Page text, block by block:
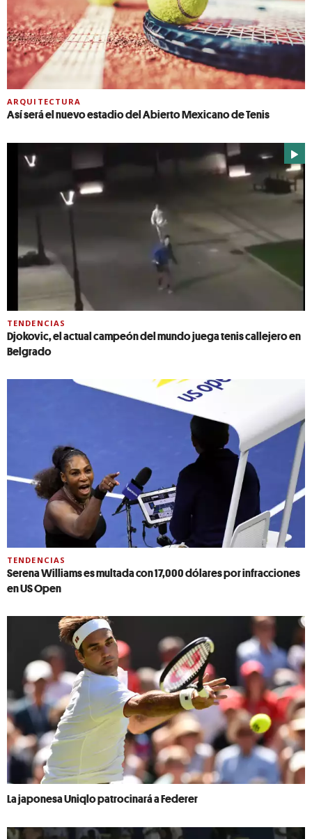
ARQUITECTURA
Así será el nuevo estadio del Abierto Mexicano de Tenis
TENDENCIAS
Djokovic, el actual campeón del mundo juega tenis callejero en
Belgrado
TENDENCIAS
Serena Williams es multada con 17,000 dólares por infracciones
en US Open
La japonesa Uniqlo patrocinará a Federer